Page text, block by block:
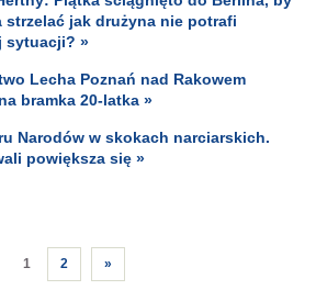
strzelać jak drużyna nie potrafi
sytuacji? »
Lecha Poznań nad Rakowem
bramka 20-latka »
Narodów w skokach narciarskich.
powiększa się »
1 2 »